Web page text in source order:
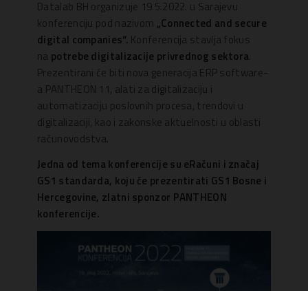
Datalab BH organizuje 19.5.2022. u Sarajevu
konferenciju pod nazivom „Connected and secure
digital companies“. Konferencija stavlja fokus
na potrebe digitalizacije privrednog sektora.
Prezentirani će biti nova generacija ERP software-
a PANTHEON 11, alati za digitalizaciju i
automatizaciju poslovnih procesa, trendovi u
digitalizaciji, kao i zakonske aktuelnosti u oblasti
računovodstva.
Jedna od tema konferencije su eRačuni i značaj
GS1 standarda, koju će prezentirati GS1 Bosne i
Hercegovine, zlatni sponzor PANTHEON
konferencije.